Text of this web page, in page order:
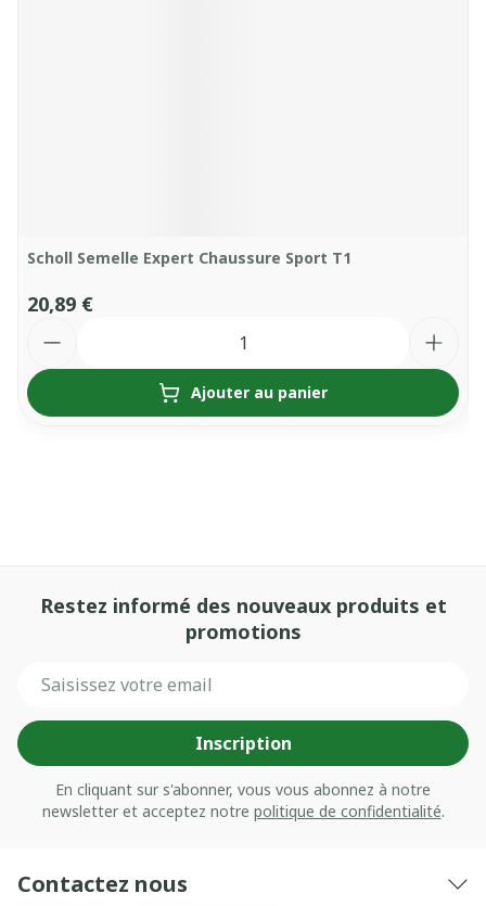
Scholl Semelle Expert Chaussure Sport T1
20,89 €
Ajouter au panier
Restez informé des nouveaux produits et
promotions
Inscription
En cliquant sur s'abonner, vous vous abonnez à notre
newsletter et acceptez notre politique de confidentialité.
Contactez nous